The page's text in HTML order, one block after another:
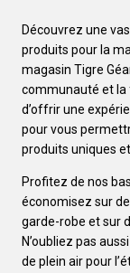
Découvrez une
produits pour la
magasin Tigre
communauté et la
d’offrir une
pour vous
produits uniques
Profitez de nos
économisez sur
garde-robe et sur
N’oubliez pas
de plein air pour